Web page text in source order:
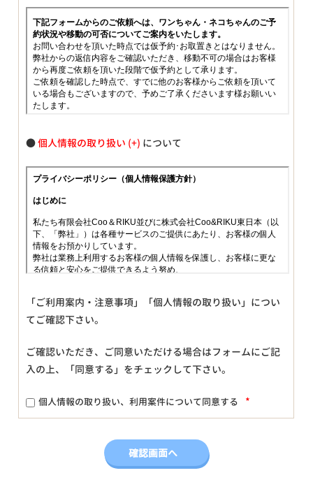
●個人情報の取り扱い について
「ご利用案内・注意事項」「個人情報の取り扱い」につい
てご確認下さい。
ご確認いただき、ご同意いただける場合はフォームにご記
入の上、「同意する」をチェックして下さい。
個人情報の取り扱い、利用案件について同意する *